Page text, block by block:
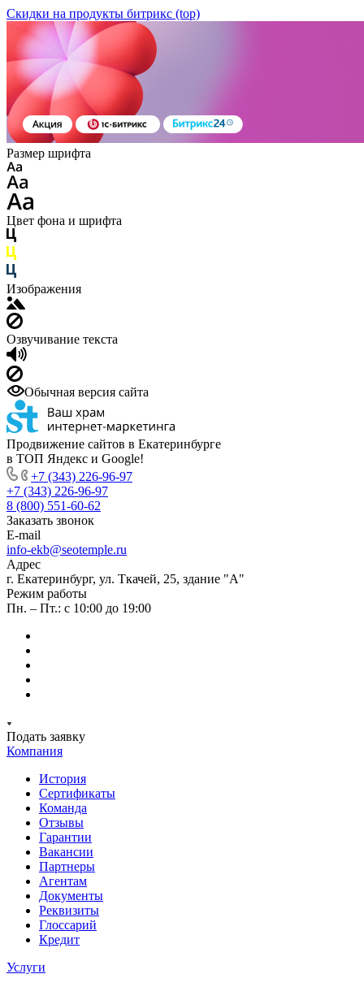
Скидки на продукты битрикс (top)
Размер шрифта
Цвет фона и шрифта
Изображения
Озвучивание текста
Обычная версия сайта
Продвижение сайтов в Екатеринбурге
в ТОП Яндекс и Google!
+7 (343) 226-96-97
+7 (343) 226-96-97
8 (800) 551-60-62
Заказать звонок
E-mail
info-ekb@seotemple.ru
Адрес
г. Екатеринбург, ул. Ткачей, 25, здание "А"
Режим работы
Пн. – Пт.: с 10:00 до 19:00
Подать заявку
Компания
История
Сертификаты
Команда
Отзывы
Гарантии
Вакансии
Партнеры
Агентам
Документы
Реквизиты
Глоссарий
Кредит
Услуги